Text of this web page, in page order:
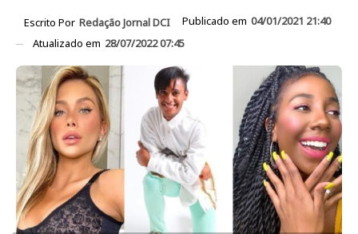
Escrito Por Redação Jornal DCI Publicado em 04/01/2021 21:40
Atualizado em 28/07/2022 07:45